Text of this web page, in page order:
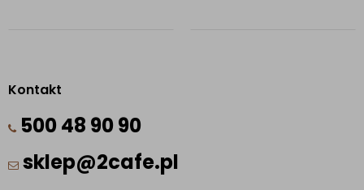
Kontakt
500 48 90 90
sklep@2cafe.pl